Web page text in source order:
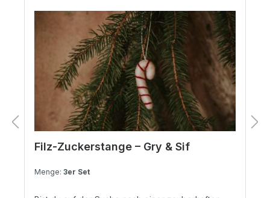
Filz-Zuckerstange – Gry & Sif
Menge: 3er Set